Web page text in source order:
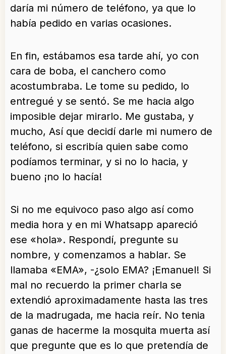
daría mi número de teléfono, ya que lo
había pedido en varias ocasiones.
En fin, estábamos esa tarde ahí, yo con
cara de boba, el canchero como
acostumbraba. Le tome su pedido, lo
entregué y se sentó. Se me hacia algo
imposible dejar mirarlo. Me gustaba, y
mucho, Así que decidí darle mi numero de
teléfono, si escribía quien sabe como
podíamos terminar, y si no lo hacia, y
bueno ¡no lo hacía!
Si no me equivoco paso algo así como
media hora y en mi Whatsapp apareció
ese «hola». Respondí, pregunte su
nombre, y comenzamos a hablar. Se
llamaba «EMA», -¿solo EMA? ¡Emanuel! Si
mal no recuerdo la primer charla se
extendió aproximadamente hasta las tres
de la madrugada, me hacia reír. No tenia
ganas de hacerme la mosquita muerta así
que pregunte que es lo que pretendía de